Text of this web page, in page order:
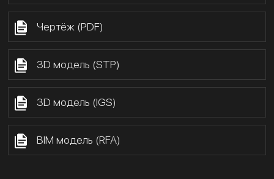
Чертёж (PDF)
3D модель (STP)
3D модель (IGS)
BIM модель (RFA)